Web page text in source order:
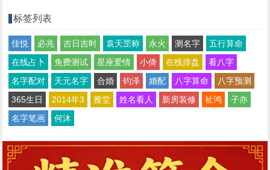
标签列表
佳悦 必兆 吉日吉时 袁天罡称 永火 测名字
五行算命
在线占卜
免费测试 星座爱情 小倚 在线排盘
看八字
名字配对
天元名字 合婚 钧泽 婚配 八字算命
八字预测
365生日
2014年3 雅堂 姓名看人 新房装修 祉鸿
子亦
名字笔画
何沐